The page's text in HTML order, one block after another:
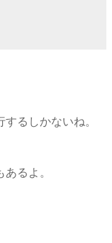
るしかないね。
るよ。